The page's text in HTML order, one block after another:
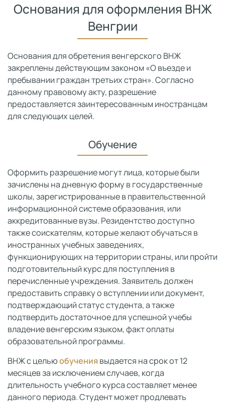
Основания для оформления ВНЖ
Венгрии
Основания для обретения венгерского ВНЖ
закреплены действующим законом «О въезде и
пребывании граждан третьих стран». Согласно
данному правовому акту, разрешение
предоставляется заинтересованным иностранцам
для следующих целей.
Обучение
Оформить разрешение могут лица, которые были
зачислены на дневную форму в государственные
школы, зарегистрированные в правительственной
информационной системе образования, или
аккредитованные вузы. Резидентство доступно
также соискателям, которые желают обучаться в
иностранных учебных заведениях,
функционирующих на территории страны, или пройти
подготовительный курс для поступления в
перечисленные учреждения. Заявитель должен
предоставить справку о вступлении или документ,
подтверждающий статус студента, а также
подтвердить достаточное для успешной учебы
владение венгерским языком, факт оплаты
образовательной программы.
ВНЖ с цельюобучениявыдается на срок от 12
месяцев за исключением случаев, когда
длительность учебного курса составляет менее
данного периода. Студент может продлевать